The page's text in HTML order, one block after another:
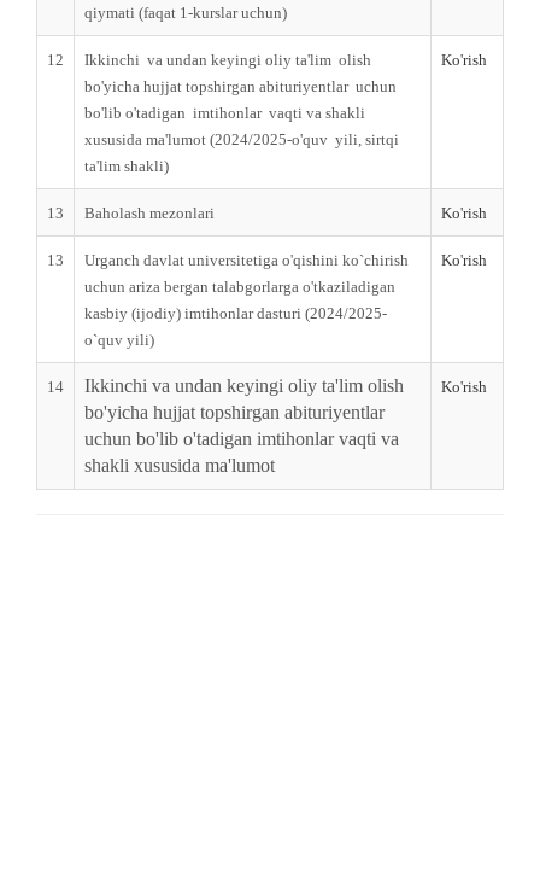
qiymati (faqat 1-kurslar uchun)
12
Ikkinchi vа undаn keyingi oliy ta'lim olish
bo'yicha hujjat topshirgan аbituriуеntlаr uсhun
bo'lib o'tadigan imtihonlar vaqti vа shakli
xususida ma'lumot (2024/2025-o'quv yili, sirtqi
ta'lim shakli)
Ko'rish
13 Baholash mezonlari Ko'rish
13
Urganch davlat universitetiga o'qishini ko`chirish
uchun ariza bergan talabgorlarga o'tkaziladigan
kasbiy (ijodiy) imtihonlar dasturi (2024/2025-
o`quv yili)
Ko'rish
14
Ikkinchi va undan keyingi oliy ta'lim olish
bo'yicha hujjat topshirgan abituriyentlar
uchun bo'lib o'tadigan imtihonlar vaqti va
shakli xususida ma'lumot
Ko'rish